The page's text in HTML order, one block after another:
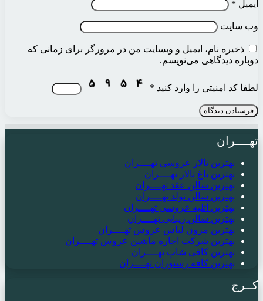
ایمیل *
وب‌ سایت
ذخیره نام، ایمیل و وبسایت من در مرورگر برای زمانی که
دوباره دیدگاهی می‌نویسم.
لطفا کد امنیتی را وارد کنید *
تهــــران
بهترین تالار عروسی تهــــران
بهترین باغ تالار تهــــران
بهترین سالن عقد تهــــران
بهترین سالن تولد تهــــران
بهترین آتلیه عروسی تهــــران
بهترین سالن زیبایی تهــــران
بهترین مزون لباس عروس تهــــران
بهترین شرکت اجاره ماشین عروس تهــــران
بهترین کافی شاپ تهــــران
بهترین کافه رستوران تهــــران
کــرج